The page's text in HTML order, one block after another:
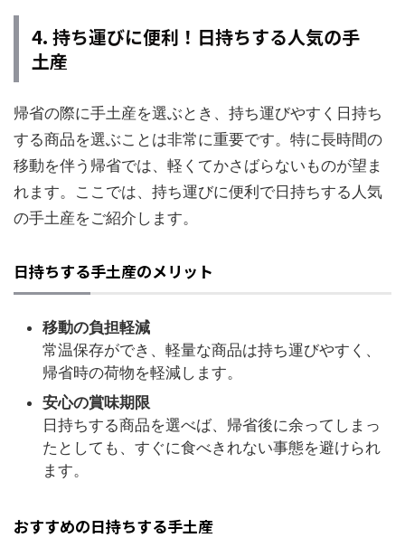
4. 持ち運びに便利！日持ちする人気の手
土産
帰省の際に手土産を選ぶとき、持ち運びやすく日持ち
する商品を選ぶことは非常に重要です。特に長時間の
移動を伴う帰省では、軽くてかさばらないものが望ま
れます。ここでは、持ち運びに便利で日持ちする人気
の手土産をご紹介します。
日持ちする手土産のメリット
移動の負担軽減
常温保存ができ、軽量な商品は持ち運びやすく、
帰省時の荷物を軽減します。
安心の賞味期限
日持ちする商品を選べば、帰省後に余ってしまっ
たとしても、すぐに食べきれない事態を避けられ
ます。
おすすめの日持ちする手土産